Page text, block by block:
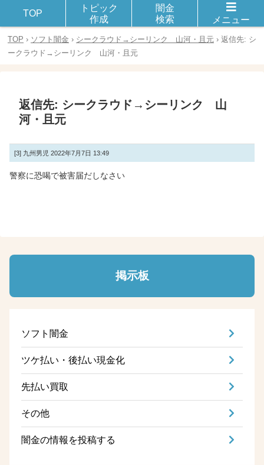
闇金や違法金融とのトラブルや被害に遭った体験談を話し合おう！
TOP › ソフト闇金 › シークラウド→シーリンク 山河・且元 › 返信先: シ
ークラウド→シーリンク 山河・且元
返信先: シークラウド→シーリンク 山
河・且元
[3] 九州男児 2022年7月7日 13:49
警察に恐喝で被害届だしなさい
掲示板
ソフト闇金
ツケ払い・後払い現金化
先払い買取
その他
闇金の情報を投稿する
TOP
トピック
作成
闇金
検索
メニュー